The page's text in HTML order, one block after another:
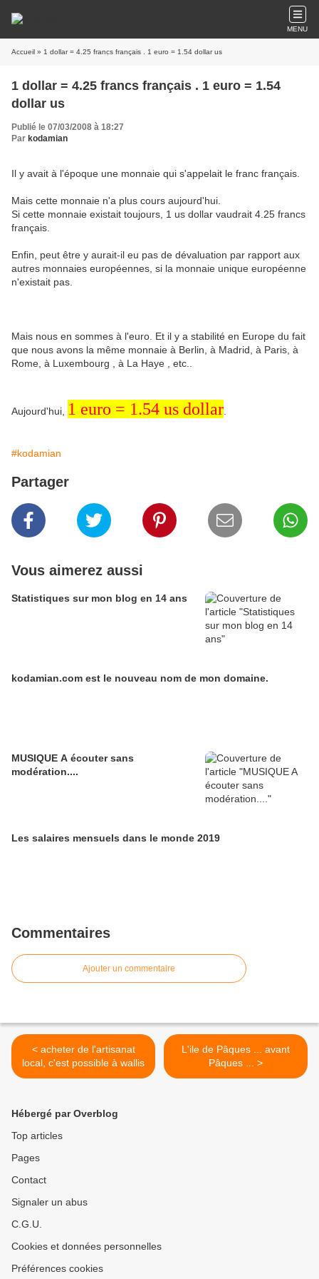
MENU
Accueil » 1 dollar = 4.25 francs français . 1 euro = 1.54 dollar us
1 dollar = 4.25 francs français . 1 euro = 1.54
dollar us
Publié le 07/03/2008 à 18:27
Par kodamian
Il y avait à l'époque une monnaie qui s'appelait le franc français.
Mais cette monnaie n'a plus cours aujourd'hui.
Si cette monnaie existait toujours, 1 us dollar vaudrait 4.25 francs
français.
Enfin, peut être y aurait-il eu pas de dévaluation par rapport aux
autres monnaies européennes, si la monnaie unique européenne
n'existait pas.
Mais nous en sommes à l'euro. Et il y a stabilité en Europe du fait
que nous avons la même monnaie à Berlin, à Madrid, à Paris, à
Rome, à Luxembourg , à La Haye , etc..
Aujourd'hui, 1 euro = 1.54 us dollar
#kodamian
Partager
Vous aimerez aussi
Statistiques sur mon blog en 14 ans
kodamian.com est le nouveau nom de mon domaine.
MUSIQUE A écouter sans
modération....
Les salaires mensuels dans le monde 2019
Commentaires
Ajouter un commentaire
< acheter de l'artisanat
local, c'est possible à wallis
L'ile de Pâques ... avant
Pâques ... >
Hébergé par Overblog
Top articles
Pages
Contact
Signaler un abus
C.G.U.
Cookies et données personnelles
Préférences cookies